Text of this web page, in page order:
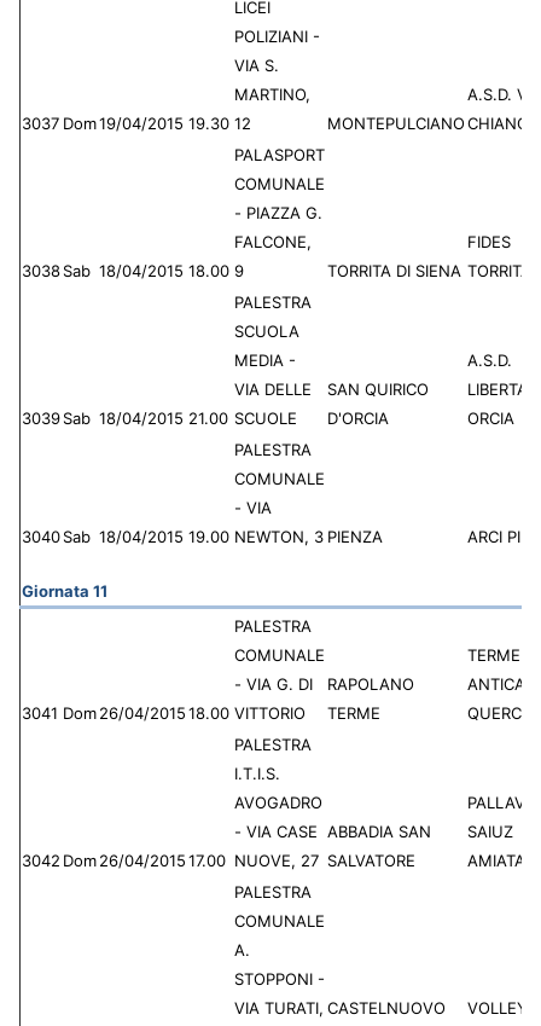
3037 Dom19/04/2015 19.30
LICEI
POLIZIANI -
VIA S.
MARTINO,
12
MONTEPULCIANO
A.S.D.
3038Sab 18/04/2015 18.00
PALASPORT
COMUNALE
- PIAZZA G.
FALCONE,
9
TORRITA DI SIENA
FIDES
TORRITA
3039Sab 18/04/2015 21.00
PALESTRA
SCUOLA
MEDIA -
VIA DELLE
SCUOLE
SAN QUIRICO
D'ORCIA
A.S.D.
LIBERTAS
ORCIA
3040Sab 18/04/2015 19.00
PALESTRA
COMUNALE
- VIA
NEWTON, 3 PIENZA ARCI
Giornata 11
3041 Dom26/04/201518.00
PALESTRA
COMUNALE
- VIA G. DI
VITTORIO
RAPOLANO
TERME
TERME
ANTICA
3042 Dom26/04/201517.00
PALESTRA
I.T.I.S.
AVOGADRO
- VIA CASE
NUOVE, 27
ABBADIA SAN
SALVATORE
SAIUZ
AMIATA
PALESTRA
COMUNALE
A.
STOPPONI -
VIA TURATI, CASTELNUOVO
VOLLEY